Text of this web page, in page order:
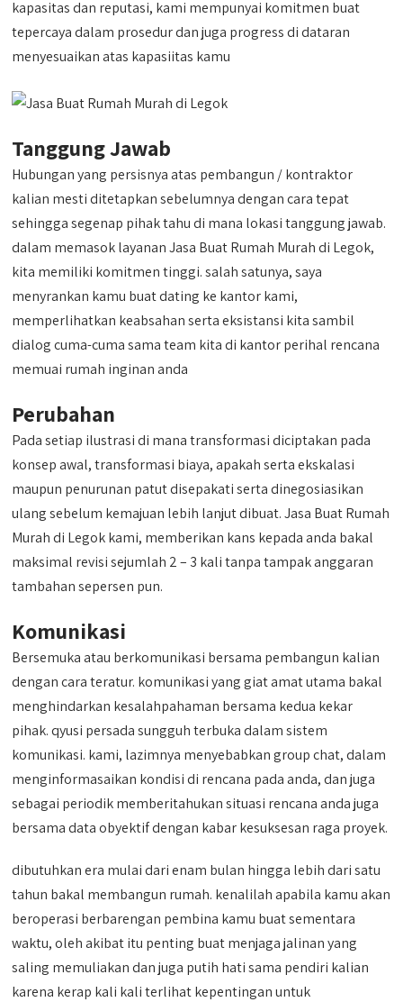
kapasitas dan reputasi, kami mempunyai komitmen buat
tepercaya dalam prosedur dan juga progress di dataran
menyesuaikan atas kapasiitas kamu
Tanggung Jawab
Hubungan yang persisnya atas pembangun / kontraktor
kalian mesti ditetapkan sebelumnya dengan cara tepat
sehingga segenap pihak tahu di mana lokasi tanggung jawab.
dalam memasok layanan Jasa Buat Rumah Murah di Legok,
kita memiliki komitmen tinggi. salah satunya, saya
menyrankan kamu buat dating ke kantor kami,
memperlihatkan keabsahan serta eksistansi kita sambil
dialog cuma-cuma sama team kita di kantor perihal rencana
memuai rumah inginan anda
Perubahan
Pada setiap ilustrasi di mana transformasi diciptakan pada
konsep awal, transformasi biaya, apakah serta ekskalasi
maupun penurunan patut disepakati serta dinegosiasikan
ulang sebelum kemajuan lebih lanjut dibuat. Jasa Buat Rumah
Murah di Legok kami, memberikan kans kepada anda bakal
maksimal revisi sejumlah 2 – 3 kali tanpa tampak anggaran
tambahan sepersen pun.
Komunikasi
Bersemuka atau berkomunikasi bersama pembangun kalian
dengan cara teratur. komunikasi yang giat amat utama bakal
menghindarkan kesalahpahaman bersama kedua kekar
pihak. qyusi persada sungguh terbuka dalam sistem
komunikasi. kami, lazimnya menyebabkan group chat, dalam
menginformasaikan kondisi di rencana pada anda, dan juga
sebagai periodik memberitahukan situasi rencana anda juga
bersama data obyektif dengan kabar kesuksesan raga proyek.
dibutuhkan era mulai dari enam bulan hingga lebih dari satu
tahun bakal membangun rumah. kenalilah apabila kamu akan
beroperasi berbarengan pembina kamu buat sementara
waktu, oleh akibat itu penting buat menjaga jalinan yang
saling memuliakan dan juga putih hati sama pendiri kalian
karena kerap kali kali terlihat kepentingan untuk